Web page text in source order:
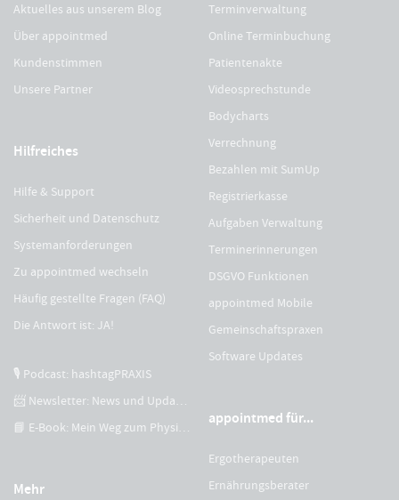
Aktuelles aus unserem Blog
Über appointmed
Kundenstimmen
Unsere Partner
Hilfreiches
Hilfe & Support
Sicherheit und Datenschutz
Systemanforderungen
Zu appointmed wechseln
Häufig gestellte Fragen (FAQ)
Die Antwort ist: JA!
🎙 Podcast: hashtagPRAXIS
📨 Newsletter: News und Updates
📘 E-Book: Mein Weg zum Physiotherapeuten
Mehr
Terminverwaltung
Online Terminbuchung
Patientenakte
Videosprechstunde
Bodycharts
Verrechnung
Bezahlen mit SumUp
Registrierkasse
Aufgaben Verwaltung
Terminerinnerungen
DSGVO Funktionen
appointmed Mobile
Gemeinschaftspraxen
Software Updates
appointmed für...
Ergotherapeuten
Ernährungsberater